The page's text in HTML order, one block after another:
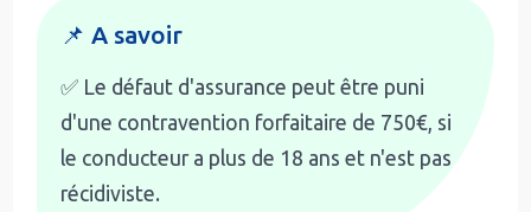
📌 A savoir
✅ Le défaut d'assurance peut être puni
d'une contravention forfaitaire de 750€, si
le conducteur a plus de 18 ans et n'est pas
récidiviste.